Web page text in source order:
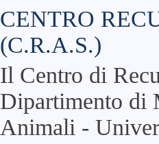
CENTRO
(C.R.A.S.)
Il Centro di
Dipartimento di
Animali -